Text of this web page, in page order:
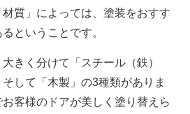
質」によっては、塗装をおすす
ということです。
きく分けて「スチール（鉄）
して「木製」の3種類がありま
客様のドアが美しく塗り替えら